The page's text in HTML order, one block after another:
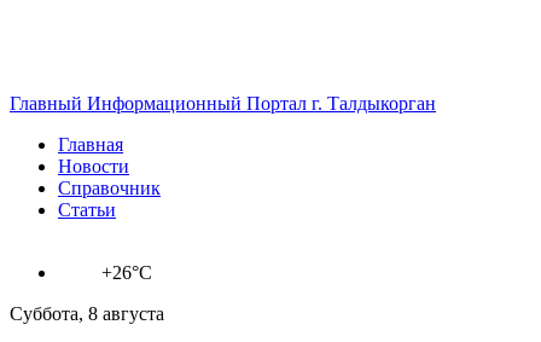
Главный Информационный Портал г. Талдыкорган
Главная
Новости
Справочник
Статьи
+26°C
Суббота, 8 августа